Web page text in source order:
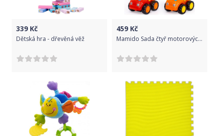
339 Kč
Dětská hra - dřevěná věž
459 Kč
Mamido Sada čtyř motorových vozidel